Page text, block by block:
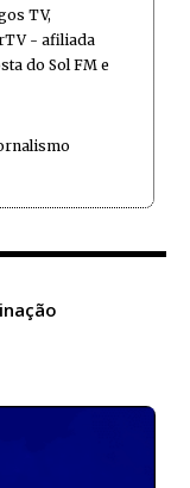
TV,
- afiliada
do Sol FM e